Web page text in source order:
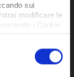
sui
modificare le
i Cookie
dalle